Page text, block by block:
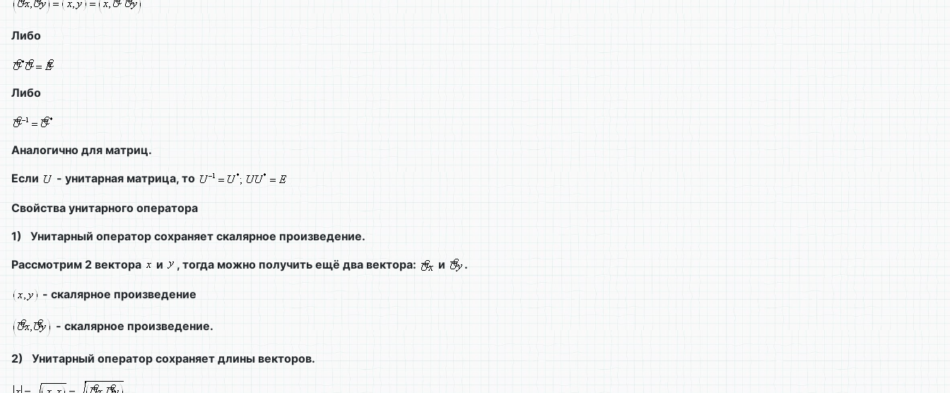
Либо
Либо
Аналогично для матриц.
Если
- унитарная матрица, то
Свойства унитарного оператора
1) Унитарный оператор сохраняет скалярное произведение.
Рассмотрим 2 вектора
и , тогда можно получить ещё два вектора: и .
- скалярное произведение
- скалярное произведение.
2) Унитарный оператор сохраняет длины векторов.